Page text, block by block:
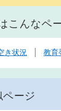
こんなペ
き状況 教育
ページ